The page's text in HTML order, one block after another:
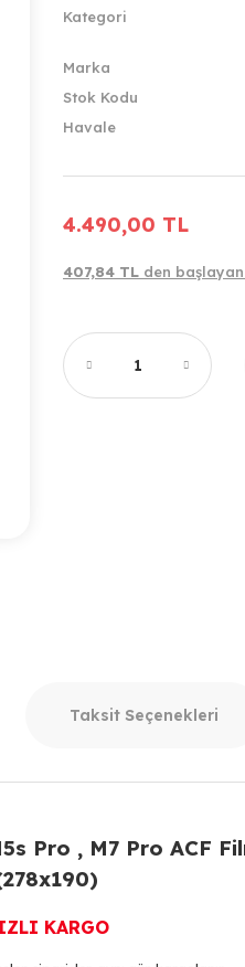
Kategori
Marka
Stok Kodu
Havale
4.490,00 TL
407,84 TL den
Taksit Seçenekleri
Pro , M7 Pro ACF
KARGO